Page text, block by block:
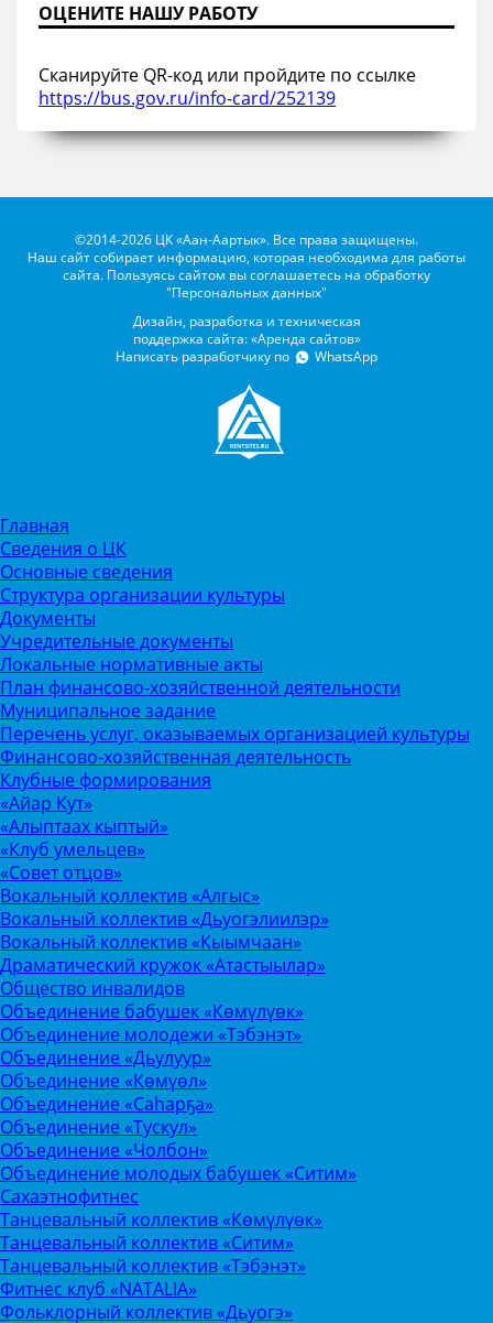
ОЦЕНИТЕ НАШУ РАБОТУ
Сканируйте QR-код или пройдите по ссылке
https://bus.gov.ru/info-card/252139
©2014-2026 ЦК «Аан-Аартык». Все права защищены.
Наш сайт собирает информацию, которая необходима для работы
сайта. Пользуясь сайтом вы соглашаетесь на обработку
"Персональных данных"
Дизайн, разработка и техническая
поддержка сайта: «Аренда сайтов»
Написать разработчику по
WhatsApp
Главная
Сведения о ЦК
Основные сведения
Структура организации культуры
Документы
Учредительные документы
Локальные нормативные акты
План финансово-хозяйственной деятельности
Муниципальное задание
Перечень услуг, оказываемых организацией культуры
Финансово-хозяйственная деятельность
Клубные формирования
«Айар Кут»
«Алыптаах кыптый»
«Клуб умельцев»
«Совет отцов»
Вокальный коллектив «Алгыс»
Вокальный коллектив «Дьуогэлиилэр»
Вокальный коллектив «Кыымчаан»
Драматический кружок «Атастыылар»
Общество инвалидов
Объединение бабушек «Көмүлүөк»
Объединение молодежи «Тэбэнэт»
Объединение «Дьулуур»
Объединение «Көмүөл»
Объединение «Саhарҕа»
Объединение «Тускул»
Объединение «Чолбон»
Объединение молодых бабушек «Ситим»
Сахаэтнофитнес
Танцевальный коллектив «Көмүлүөк»
Танцевальный коллектив «Ситим»
Танцевальный коллектив «Тэбэнэт»
Фитнес клуб «NATALIA»
Фольклорный коллектив «Дьуогэ»